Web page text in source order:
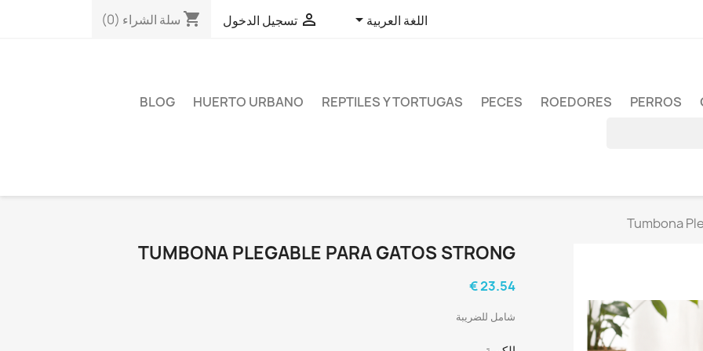
اللغة العربية
 تسجيل الدخول shopping_cart سلة الشراء (0)
PERROS
ROEDORES
PECES
REPTILES Y TORTUGAS
HUERTO URBANO
BLOG
Tumbona
TUMBONA PLEGABLE PARA GATOS STRONG
23.54 €
شامل للضريبة